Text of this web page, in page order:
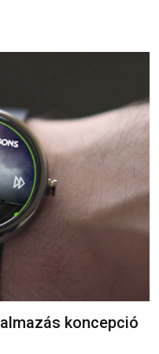
koncepció